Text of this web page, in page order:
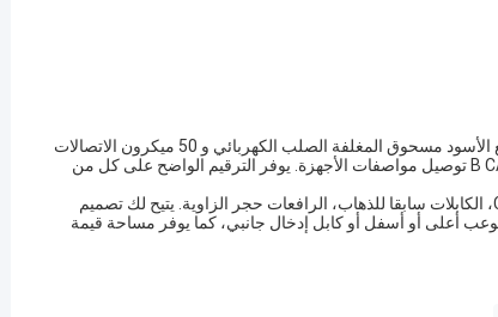
على استعداد للعمل مع المعدات بائع متعددة، يرصد هذا لوحة التصحيح لأداء استثنائي مع الأسود مسحوق المغلفة الصلب الكهربائي و 50 ميكرون الاتصالات
مطلية بالذهب. كل لوحة تأتي مع إنهاء 110 نوع، في حين تلبية وتجاوز تيا / إيا-568-B CAT6 توصيل مواصفات الأجهزة. يوفر الترقيم الواضح على كل من
الموصلات المكسورة أو التالفة لم تعد مشكلة. يمكنك بسرعة وسهولة استبدالها مع C2G، الكابلات سابقا للذهاب، الرافعات حجر الزاوية. يتيح لك تصميم
19 بوصة تركيب أي رف قياسي أو خزانة بحجم 19 بوصة، يستوعب أعلى أو أسفل أو كابل إدخال جانبي، كما يوفر مساحة قيمة